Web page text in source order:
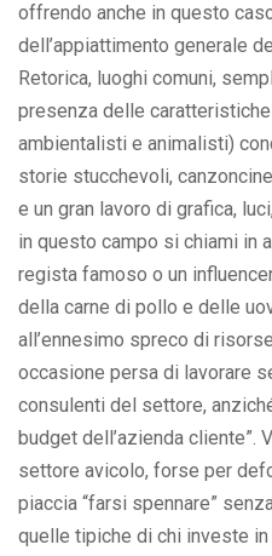
offrendo anche in questo
dell’appiattimento generale
Retorica, luoghi comuni,
presenza delle
ambientalisti e animalisti)
storie stucchevoli,
e un gran lavoro di grafica,
in questo campo si chiami in
regista famoso o un
della carne di pollo e delle
all’ennesimo spreco di
occasione persa di lavorare
consulenti del settore,
budget dell’azienda cliente”.
settore avicolo, forse per
piaccia “farsi spennare”
quelle tipiche di chi investe